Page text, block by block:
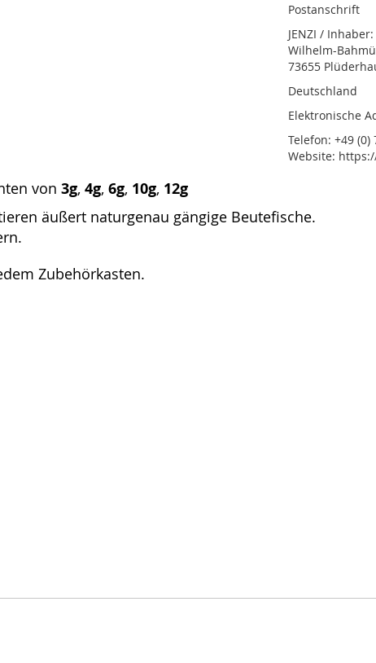
Postanschrift
JENZI /
Wilhelm-
73655
Deutschland
Elektronische
Telefon: +49 (0)
Website:
von 3g, 4g, 6g, 10g, 12g
äußert naturgenau gängige Beutefische.
Zubehörkasten.